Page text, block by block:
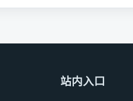
站内入口